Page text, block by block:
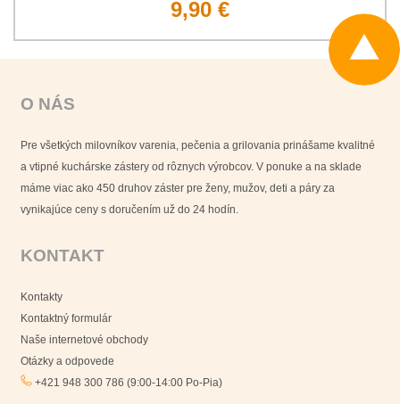
9,90 €
O NÁS
Pre všetkých milovníkov varenia, pečenia a grilovania prinášame kvalitné
a vtipné kuchárske zástery od rôznych výrobcov. V ponuke a na sklade
máme viac ako 450 druhov záster pre ženy, mužov, deti a páry za
vynikajúce ceny s doručením už do 24 hodín.
KONTAKT
Kontakty
Kontaktný formulár
Naše internetové obchody
Otázky a odpovede
+421 948 300 786 (9:00-14:00 Po-Pia)